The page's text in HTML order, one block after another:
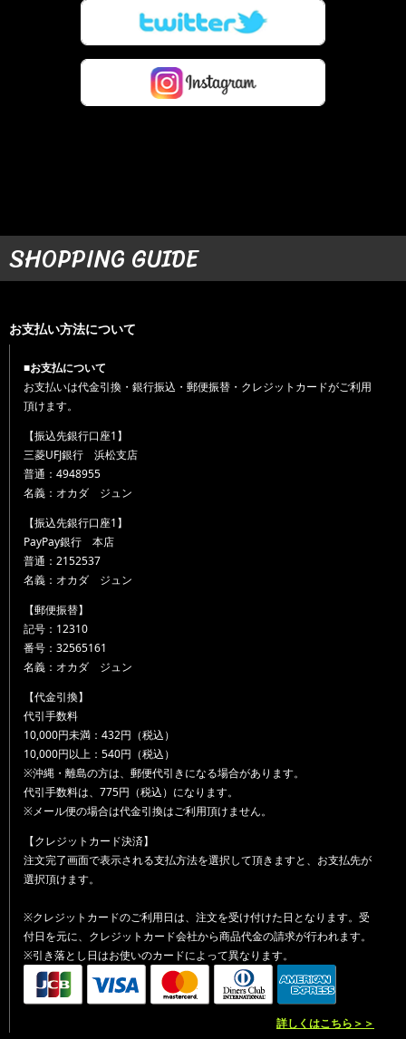
SHOPPING GUIDE
お支払い方法について
■お支払について
お支払いは代金引換・銀行振込・郵便振替・クレジットカードがご利用
頂けます。
【振込先銀行口座1】
三菱UFJ銀行 浜松支店
普通：4948955
名義：オカダ ジュン
【振込先銀行口座1】
PayPay銀行 本店
普通：2152537
名義：オカダ ジュン
【郵便振替】
記号：12310
番号：32565161
名義：オカダ ジュン
【代金引換】
代引手数料
10,000円未満：432円（税込）
10,000円以上：540円（税込）
※沖縄・離島の方は、郵便代引きになる場合があります。
代引手数料は、775円（税込）になります。
※メール便の場合は代金引換はご利用頂けません。
【クレジットカード決済】
注文完了画面で表示される支払方法を選択して頂きますと、お支払先が
選択頂けます。
※クレジットカードのご利用日は、注文を受け付けた日となります。受
付日を元に、クレジットカード会社から商品代金の請求が行われます。
※引き落とし日はお使いのカードによって異なります。
詳しくはこちら＞＞